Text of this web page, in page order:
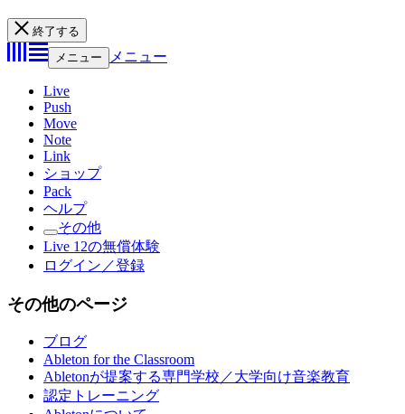
終了する
メニュー
メニュー
Live
Push
Move
Note
Link
ショップ
Pack
ヘルプ
その他
Live 12の無償体験
ログイン／登録
その他のページ
ブログ
Ableton for the Classroom
Abletonが提案する専門学校／大学向け音楽教育
認定トレーニング